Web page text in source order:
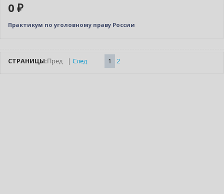
0 ₽
Практикум по уголовному праву России
СТРАНИЦЫ:Пред | След 1 2